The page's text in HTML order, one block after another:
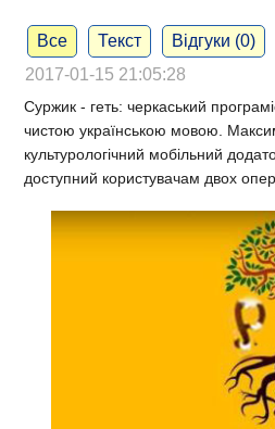
Все Текст Відгуки (0)
2017-01-15 21:05:28
Суржик - геть: черкаський
чистою українською мовою.
культурологічний мобільний
доступний користувачам двох